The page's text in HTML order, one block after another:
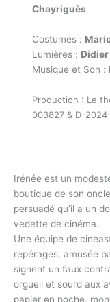
Chayriguès
Costumes :
Lumières :
Musique et Son :
Production : Le
003827 & D-
Irénée est un
boutique de son
persuadé qu’il a un
vedette de cinéma.
Une équipe de
repérages, amusée
signent un faux
orgueil et sourd aux
papier en poche,